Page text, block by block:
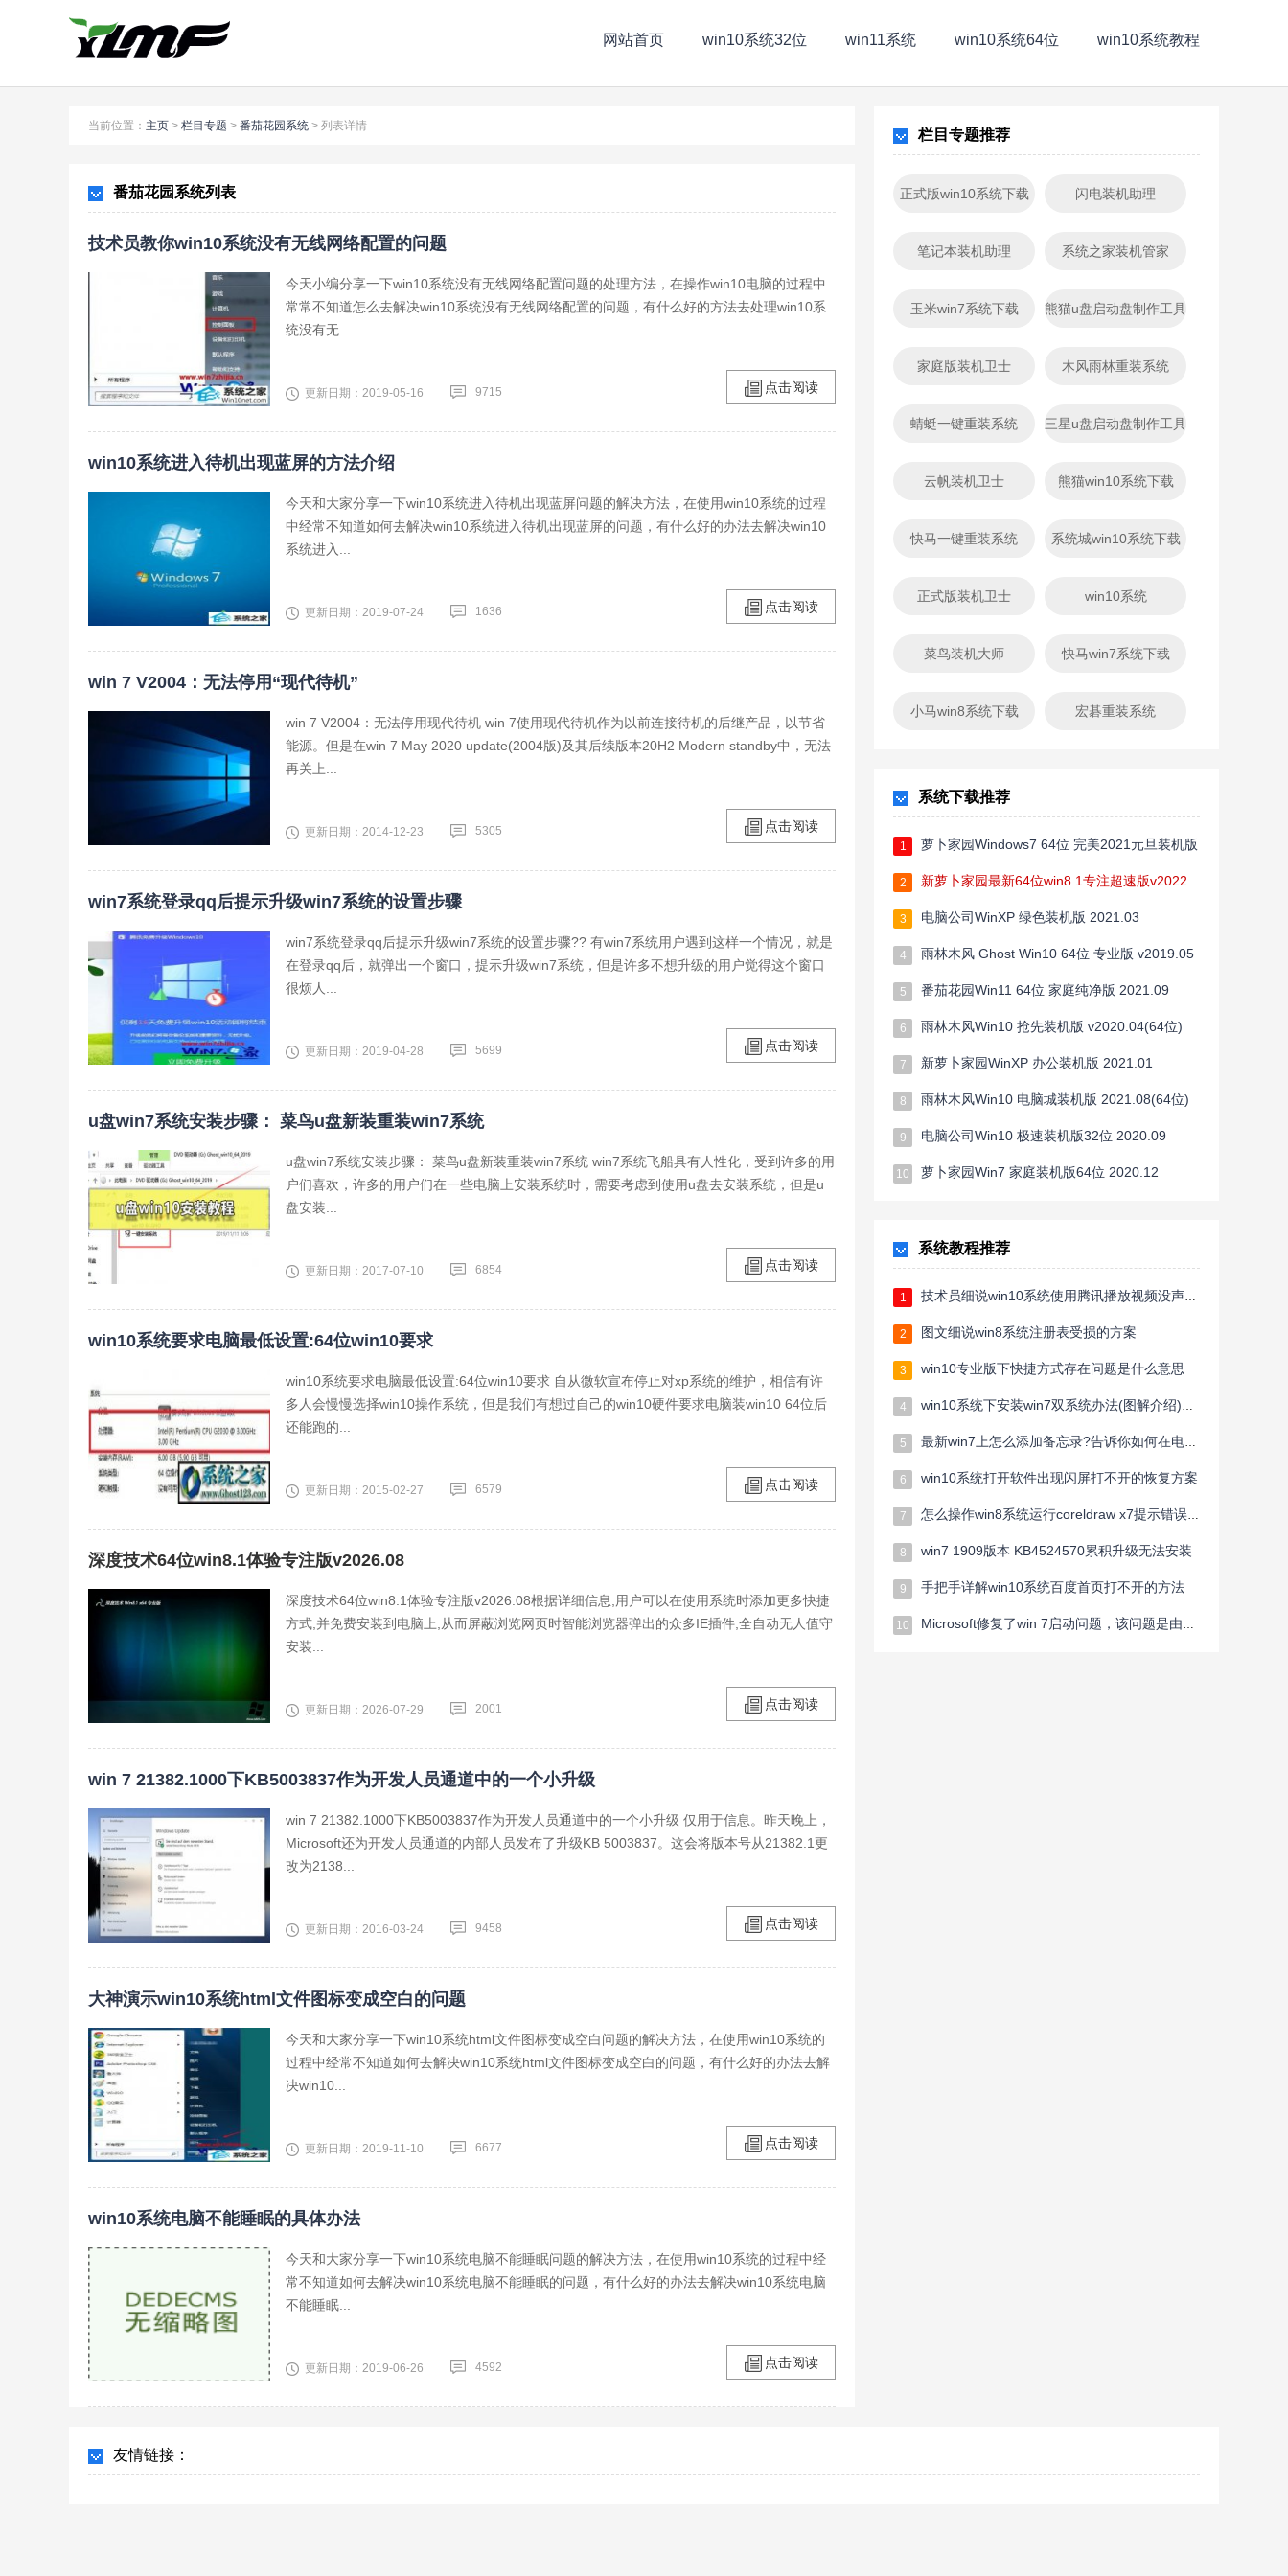
网站首页 win10系统32位 win11系统 win10系统64位 win10系统教程
当前位置： 主页 > 栏目专题 > 番茄花园系统 > 列表详情
番茄花园系统列表
技术员教你win10系统没有无线网络配置的问题
今天小编分享一下win10系统没有无线网络配置问题的处理方法，在操作win10电脑的过程中
常常不知道怎么去解决win10系统没有无线网络配置的问题，有什么好的方法去处理win10系
统没有无...
更新日期：2019-05-16 9715 点击阅读
win10系统进入待机出现蓝屏的方法介绍
今天和大家分享一下win10系统进入待机出现蓝屏问题的解决方法，在使用win10系统的过程
中经常不知道如何去解决win10系统进入待机出现蓝屏的问题，有什么好的办法去解决win10
系统进入...
更新日期：2019-07-24 1636 点击阅读
win 7 V2004：无法停用“现代待机”
win 7 V2004：无法停用现代待机 win 7使用现代待机作为以前连接待机的后继产品，以节省
能源。但是在win 7 May 2020 update(2004版)及其后续版本20H2 Modern standby中，无法
再关上...
更新日期：2014-12-23 5305 点击阅读
win7系统登录qq后提示升级win7系统的设置步骤
win7系统登录qq后提示升级win7系统的设置步骤?? 有win7系统用户遇到这样一个情况，就是
在登录qq后，就弹出一个窗口，提示升级win7系统，但是许多不想升级的用户觉得这个窗口
很烦人...
更新日期：2019-04-28 5699 点击阅读
u盘win7系统安装步骤： 菜鸟u盘新装重装win7系统
u盘win7系统安装步骤： 菜鸟u盘新装重装win7系统 win7系统飞船具有人性化，受到许多的用
户们喜欢，许多的用户们在一些电脑上安装系统时，需要考虑到使用u盘去安装系统，但是u
盘安装...
更新日期：2017-07-10 6854 点击阅读
win10系统要求电脑最低设置:64位win10要求
win10系统要求电脑最低设置:64位win10要求 自从微软宣布停止对xp系统的维护，相信有许
多人会慢慢选择win10操作系统，但是我们有想过自己的win10硬件要求电脑装win10 64位后
还能跑的...
更新日期：2015-02-27 6579 点击阅读
深度技术64位win8.1体验专注版v2026.08
深度技术64位win8.1体验专注版v2026.08根据详细信息,用户可以在使用系统时添加更多快捷
方式,并免费安装到电脑上,从而屏蔽浏览网页时智能浏览器弹出的众多IE插件,全自动无人值守
安装...
更新日期：2026-07-29 2001 点击阅读
win 7 21382.1000下KB5003837作为开发人员通道中的一个小升级
win 7 21382.1000下KB5003837作为开发人员通道中的一个小升级 仅用于信息。昨天晚上，
Microsoft还为开发人员通道的内部人员发布了升级KB 5003837。这会将版本号从21382.1更
改为2138...
更新日期：2016-03-24 9458 点击阅读
大神演示win10系统html文件图标变成空白的问题
今天和大家分享一下win10系统html文件图标变成空白问题的解决方法，在使用win10系统的
过程中经常不知道如何去解决win10系统html文件图标变成空白的问题，有什么好的办法去解
决win10...
更新日期：2019-11-10 6677 点击阅读
win10系统电脑不能睡眠的具体办法
今天和大家分享一下win10系统电脑不能睡眠问题的解决方法，在使用win10系统的过程中经
常不知道如何去解决win10系统电脑不能睡眠的问题，有什么好的办法去解决win10系统电脑
不能睡眠...
更新日期：2019-06-26 4592 点击阅读
栏目专题推荐
正式版win10系统下载 闪电装机助理
笔记本装机助理 系统之家装机管家
玉米win7系统下载 熊猫u盘启动盘制作工具
家庭版装机卫士 木风雨林重装系统
蜻蜓一键重装系统 三星u盘启动盘制作工具
云帆装机卫士 熊猫win10系统下载
快马一键重装系统 系统城win10系统下载
正式版装机卫士 win10系统
菜鸟装机大师 快马win7系统下载
小马win8系统下载 宏碁重装系统
系统下载推荐
1 萝卜家园Windows7 64位 完美2021元旦装机版
2 新萝卜家园最新64位win8.1专注超速版v2022
3 电脑公司WinXP 绿色装机版 2021.03
4 雨林木风 Ghost Win10 64位 专业版 v2019.05
5 番茄花园Win11 64位 家庭纯净版 2021.09
6 雨林木风Win10 抢先装机版 v2020.04(64位)
7 新萝卜家园WinXP 办公装机版 2021.01
8 雨林木风Win10 电脑城装机版 2021.08(64位)
9 电脑公司Win10 极速装机版32位 2020.09
10 萝卜家园Win7 家庭装机版64位 2020.12
系统教程推荐
1 技术员细说win10系统使用腾讯播放视频没声音的方案
2 图文细说win8系统注册表受损的方案
3 win10专业版下快捷方式存在问题是什么意思
4 win10系统下安装win7双系统办法(图解介绍)ghost win10/win7一起用
5 最新win7上怎么添加备忘录?告诉你如何在电脑桌面上添加备忘录
6 win10系统打开软件出现闪屏打不开的恢复方案
7 怎么操作win8系统运行coreldraw x7提示错误38的教程
8 win7 1909版本 KB4524570累积升级无法安装
9 手把手详解win10系统百度首页打不开的方法
10 Microsoft修复了win 7启动问题，该问题是由Check disk命令引起的
友情链接：